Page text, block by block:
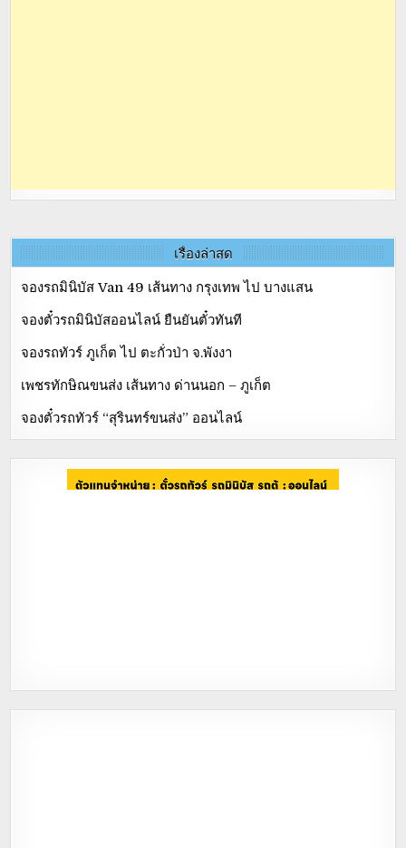
เรื่องล่าสุด
จองรถมินิบัส Van 49 เส้นทาง กรุงเทพ ไป บางแสน
จองตั๋วรถมินิบัสออนไลน์ ยืนยันตั๋วทันที
จองรถทัวร์ ภูเก็ต ไป ตะกั่วป่า จ.พังงา
เพชรทักษิณขนส่ง เส้นทาง ด่านนอก – ภูเก็ต
จองตั๋วรถทัวร์ “สุรินทร์ขนส่ง” ออนไลน์